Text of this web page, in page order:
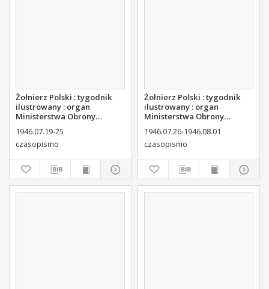
Żołnierz Polski : tygodnik
ilustrowany : organ
Ministerstwa Obrony
1946.07.19-25
czasopismo
Żołnierz Polski : tygodnik
ilustrowany : organ
Ministerstwa Obrony
1946.07.26-1946.08.01
czasopismo